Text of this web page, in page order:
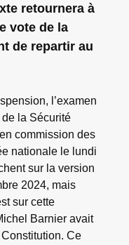
retournera à
vote de la
de repartir au
l’examen
la Sécurité
commission des
nationale le lundi
sur la version
2024, mais
sur cette
Barnier avait
Ce